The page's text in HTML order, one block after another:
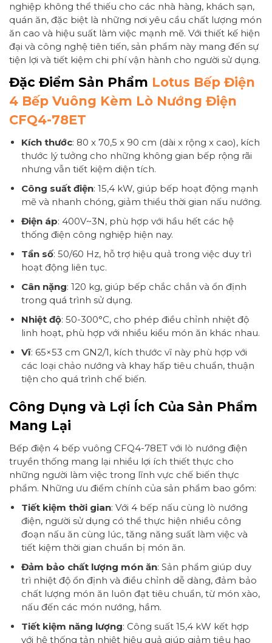
nghiệp không thể thiếu cho các nhà hàng, khách sạn,
quán ăn, đặc biệt là những nơi yêu cầu chất lượng món
ăn cao và hiệu suất làm việc mạnh mẽ. Với thiết kế hiện
đại và công nghệ tiên tiến, sản phẩm này mang đến sự
tiện lợi và tiết kiệm chi phí vận hành cho người sử dụng.
Đặc Điểm Sản Phẩm Lotus Bếp Điện
4 Bếp Vuông Kèm Lò Nướng Điện
CFQ4-78ET
Kích thước: 80 x 70,5 x 90 cm (dài x rộng x cao), kích
thước lý tưởng cho những không gian bếp rộng rãi
nhưng vẫn tiết kiệm diện tích.
Công suất điện: 15,4 kW, giúp bếp hoạt động mạnh
mẽ và nhanh chóng, giảm thiểu thời gian nấu nướng.
Điện áp: 400V~3N, phù hợp với hầu hết các hệ
thống điện công nghiệp hiện nay.
Tần số: 50/60 Hz, hỗ trợ hiệu quả trong việc duy trì
hoạt động liên tục.
Cân nặng: 120 kg, giúp bếp chắc chắn và ổn định
trong quá trình sử dụng.
Nhiệt độ: 50-300°C, cho phép điều chỉnh nhiệt độ
linh hoạt, phù hợp với nhiều kiểu món ăn khác nhau.
Vĩ: 65×53 cm GN2/1, kích thước vĩ này phù hợp với
các loại chảo nướng và khay hấp tiêu chuẩn, thuận
tiện cho quá trình chế biến.
Công Dụng và Lợi Ích Của Sản Phẩm
Mang Lại
Bếp điện 4 bếp vuông CFQ4-78ET với lò nướng điện
truyền thống mang lại nhiều lợi ích thiết thực cho
những người làm việc trong lĩnh vực chế biến thực
phẩm. Những ưu điểm chính của sản phẩm bao gồm:
Tiết kiệm thời gian: Với 4 bếp nấu cùng lò nướng
điện, người sử dụng có thể thực hiện nhiều công
đoạn nấu ăn cùng lúc, tăng năng suất làm việc và
tiết kiệm thời gian chuẩn bị món ăn.
Đảm bảo chất lượng món ăn: Sản phẩm giúp duy
trì nhiệt độ ổn định và điều chỉnh dễ dàng, đảm bảo
chất lượng món ăn luôn đạt tiêu chuẩn, từ món xào,
nấu đến các món nướng, hầm.
Tiết kiệm năng lượng: Công suất 15,4 kW kết hợp
với hệ thống tản nhiệt hiệu quả giúp giảm tiêu hao